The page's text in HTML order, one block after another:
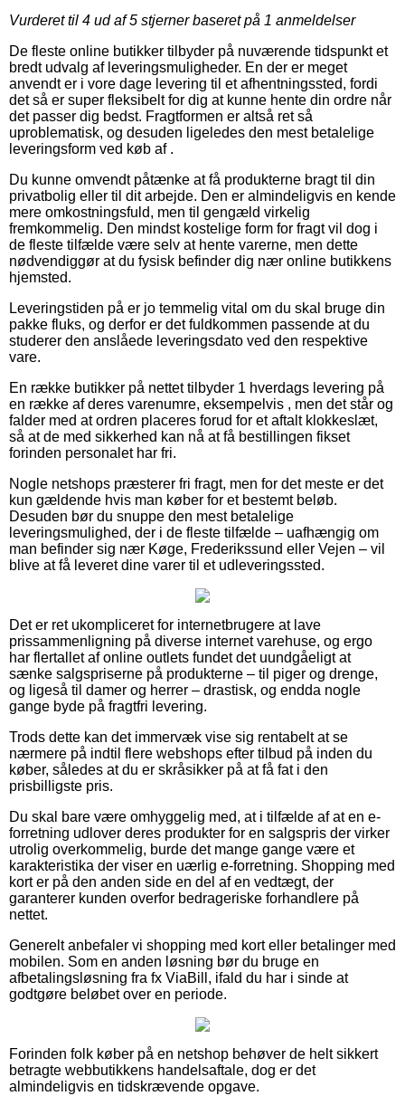
Vurderet til 4 ud af 5 stjerner baseret på 1 anmeldelser
De fleste online butikker tilbyder på nuværende tidspunkt et
bredt udvalg af leveringsmuligheder. En der er meget
anvendt er i vore dage levering til et afhentningssted, fordi
det så er super fleksibelt for dig at kunne hente din ordre når
det passer dig bedst. Fragtformen er altså ret så
uproblematisk, og desuden ligeledes den mest betalelige
leveringsform ved køb af .
Du kunne omvendt påtænke at få produkterne bragt til din
privatbolig eller til dit arbejde. Den er almindeligvis en kende
mere omkostningsfuld, men til gengæld virkelig
fremkommelig. Den mindst kostelige form for fragt vil dog i
de fleste tilfælde være selv at hente varerne, men dette
nødvendiggør at du fysisk befinder dig nær online butikkens
hjemsted.
Leveringstiden på er jo temmelig vital om du skal bruge din
pakke fluks, og derfor er det fuldkommen passende at du
studerer den anslåede leveringsdato ved den respektive
vare.
En række butikker på nettet tilbyder 1 hverdags levering på
en række af deres varenumre, eksempelvis , men det står og
falder med at ordren placeres forud for et aftalt klokkeslæt,
så at de med sikkerhed kan nå at få bestillingen fikset
forinden personalet har fri.
Nogle netshops præsterer fri fragt, men for det meste er det
kun gældende hvis man køber for et bestemt beløb.
Desuden bør du snuppe den mest betalelige
leveringsmulighed, der i de fleste tilfælde – uafhængig om
man befinder sig nær Køge, Frederikssund eller Vejen – vil
blive at få leveret dine varer til et udleveringssted.
Det er ret ukompliceret for internetbrugere at lave
prissammenligning på diverse internet varehuse, og ergo
har flertallet af online outlets fundet det uundgåeligt at
sænke salgspriserne på produkterne – til piger og drenge,
og ligeså til damer og herrer – drastisk, og endda nogle
gange byde på fragtfri levering.
Trods dette kan det immervæk vise sig rentabelt at se
nærmere på indtil flere webshops efter tilbud på inden du
køber, således at du er skråsikker på at få fat i den
prisbilligste pris.
Du skal bare være omhyggelig med, at i tilfælde af at en e-
forretning udlover deres produkter for en salgspris der virker
utrolig overkommelig, burde det mange gange være et
karakteristika der viser en uærlig e-forretning. Shopping med
kort er på den anden side en del af en vedtægt, der
garanterer kunden overfor bedrageriske forhandlere på
nettet.
Generelt anbefaler vi shopping med kort eller betalinger med
mobilen. Som en anden løsning bør du bruge en
afbetalingsløsning fra fx ViaBill, ifald du har i sinde at
godtgøre beløbet over en periode.
Forinden folk køber på en netshop behøver de helt sikkert
betragte webbutikkens handelsaftale, dog er det
almindeligvis en tidskrævende opgave.